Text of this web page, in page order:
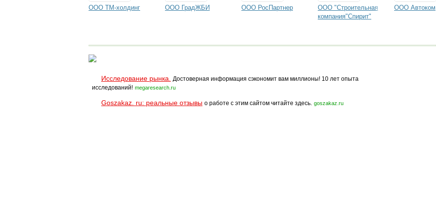
ООО ТМ-холдинг ООО ГрадЖБИ ООО РосПартнер
ООО "Строительная
компания"Спирит"
ООО Автоком
Исследование рынка.
Достоверная информация сэкономит вам миллионы! 10 лет опыта
исследований! megaresearch.ru
Goszakaz. ru: реальные отзывы о работе с этим сайтом читайте здесь. goszakaz.ru